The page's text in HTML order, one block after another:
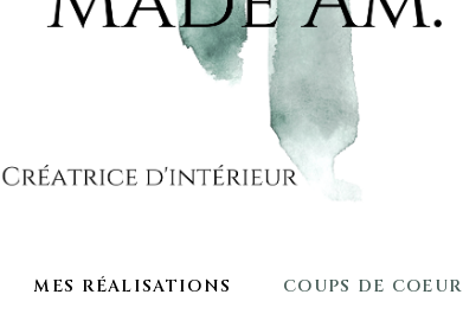
MES RÉALISATIONS COUPS DE COEUR